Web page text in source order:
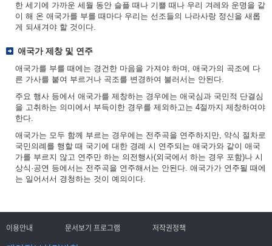
한 세기에 가까운 세월 동안 슬플 때나 기쁠 때나 우리 겨레와 운명을 같
이 해 온 애국가를 부를 때마다 우리는 선조들의 나라사랑 정신을 새롭
게 되새겨야 할 것이다.
애국가 제창 및 연주
애국가를 부를 때에는 경건한 마음을 가져야 하며, 애국가의 곡조에 다
른 가사를 붙여 부르거나 곡조를 변경하여 불러서는 안된다.
주요 행사 등에서 애국가를 제창하는 경우에는 애국심과 국민적 단결심
을 고취하는 의미에서 부득이한 경우를 제외하고는 4절까지 제창하여야
한다.
애국가는 모두 함께 부르는 경우에는 전주곡을 연주하지만, 약식 절차로
국민의례를 행할 때 국기에 대한 경례 시 연주되는 애국가와 같이 애국
가를 부르지 않고 연주만 하는 의전행사(외국에서 하는 경우 포함)나 시
상식·공연 등에서는 전주곡을 연주해서는 안된다. 애국가가 연주될 때에
는 일어서서 경청하는 것이 예의이다.
이용안내 문서보기 프로그램 저작권정책